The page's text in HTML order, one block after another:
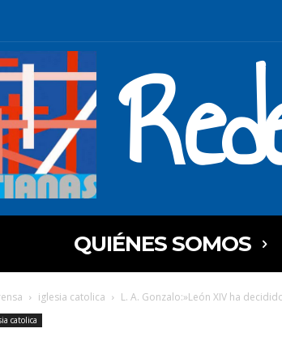
QUIÉNES SOMOS
iglesia catolica L. A. Gonzalo:»León XIV ha
catolica